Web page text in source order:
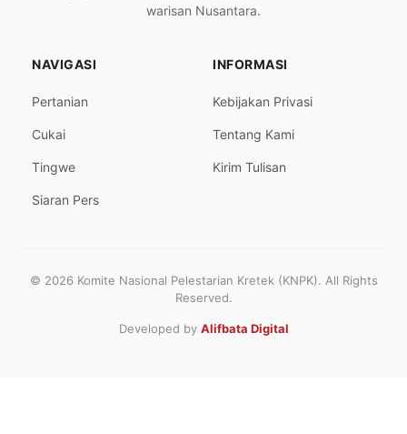
warisan Nusantara.
NAVIGASI
Pertanian
Cukai
Tingwe
Siaran Pers
INFORMASI
Kebijakan Privasi
Tentang Kami
Kirim Tulisan
© 2026 Komite Nasional Pelestarian Kretek (KNPK). All Rights
Reserved.
Developed by Alifbata Digital